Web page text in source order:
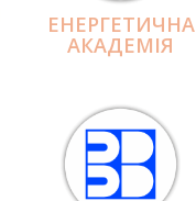
ЕНЕРГЕТИЧНА
АКАДЕМІЯ